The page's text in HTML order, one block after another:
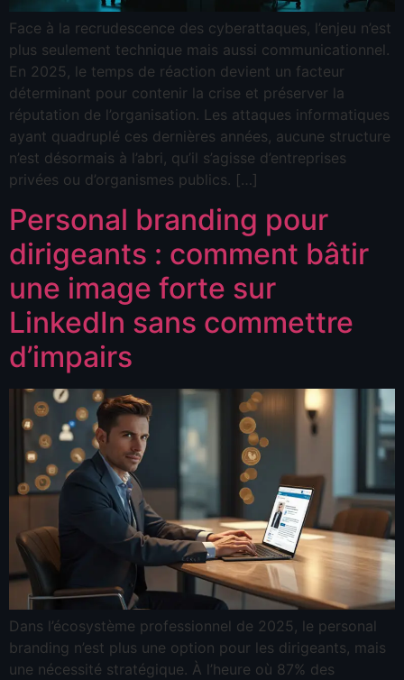
Face à la recrudescence des cyberattaques, l’enjeu n’est
plus seulement technique mais aussi communicationnel.
En 2025, le temps de réaction devient un facteur
déterminant pour contenir la crise et préserver la
réputation de l’organisation. Les attaques informatiques
ayant quadruplé ces dernières années, aucune structure
n’est désormais à l’abri, qu’il s’agisse d’entreprises
privées ou d’organismes publics. […]
Personal branding pour
dirigeants : comment bâtir
une image forte sur
LinkedIn sans commettre
d’impairs
Dans l’écosystème professionnel de 2025, le personal
branding n’est plus une option pour les dirigeants, mais
une nécessité stratégique. À l’heure où 87% des